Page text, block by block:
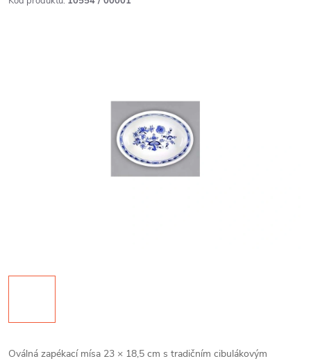
Oválná zapékací mísa 23 × 18,5 cm s tradičním cibulákovým